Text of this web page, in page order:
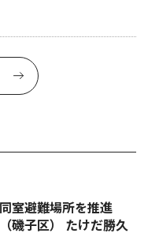
室避難場所を推進
磯子区） たけだ勝久